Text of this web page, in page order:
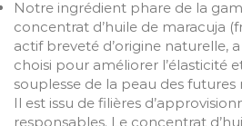
Notre ingrédient phare de la
concentrat d’huile de maracuja
actif breveté d’origine naturelle,
choisi pour améliorer l’élasticité
souplesse de la peau des futures
Il est issu de filières
responsables. Le concentrat